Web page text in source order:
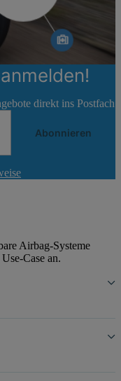
direkt ins Postfach
Abonnieren
Airbag-Systeme
Case an.